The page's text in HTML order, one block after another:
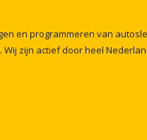
en programmeren van
Wij zijn actiefdoorheel